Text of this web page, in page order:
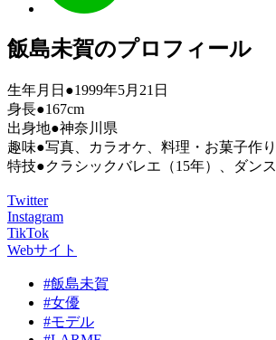
飯島未賀のプロフィール
生年月日●1999年5月21日
身長●167cm
出身地●神奈川県
趣味●写真、カラオケ、料理・お菓子作り
特技●クラシックバレエ（15年）、ダンス
Twitter
Instagram
TikTok
Webサイト
#飯島未賀
#女優
#モデル